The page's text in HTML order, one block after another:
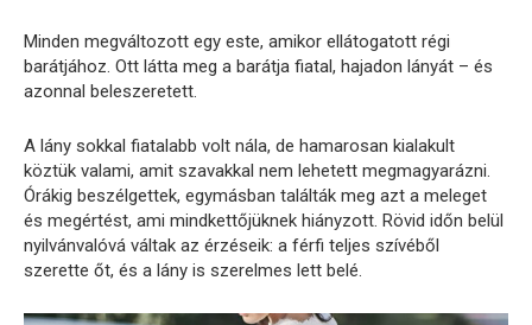
Minden megváltozott egy este, amikor ellátogatott régi
barátjához. Ott látta meg a barátja fiatal, hajadon lányát – és
azonnal beleszeretett.
A lány sokkal fiatalabb volt nála, de hamarosan kialakult
köztük valami, amit szavakkal nem lehetett megmagyarázni.
Órákig beszélgettek, egymásban találták meg azt a meleget
és megértést, ami mindkettőjüknek hiányzott. Rövid időn belül
nyilvánvalóvá váltak az érzéseik: a férfi teljes szívéből
szerette őt, és a lány is szerelmes lett belé.